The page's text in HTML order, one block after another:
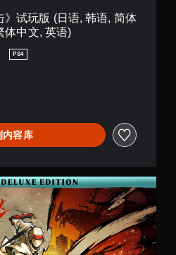
》试玩版 (日语, 韩语, 简体
体中文, 英语)
PS4
内容库